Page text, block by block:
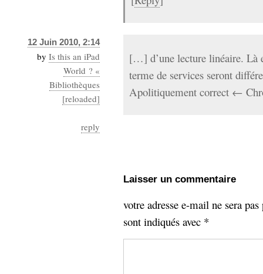
12 Juin 2010, 2:14
by Is this an iPad
World ? «
Bibliothèques
[reloaded]
reply
[…] d’une lecture linéaire. Là
terme de services seront
Apolitiquement correct ←
Laisser un commentaire
votre adresse e-mail ne sera
sont indiqués avec *